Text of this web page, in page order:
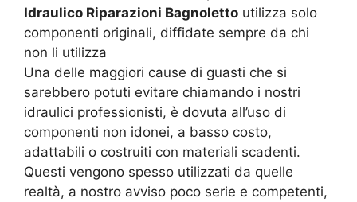
Idraulico Riparazioni Bagnoletto utilizza solo
componenti originali, diffidate sempre da chi
non li utilizza
Una delle maggiori cause di guasti che si
sarebbero potuti evitare chiamando i nostri
idraulici professionisti, è dovuta all’uso di
componenti non idonei, a basso costo,
adattabili o costruiti con materiali scadenti.
Questi vengono spesso utilizzati da quelle
realtà, a nostro avviso poco serie e competenti,